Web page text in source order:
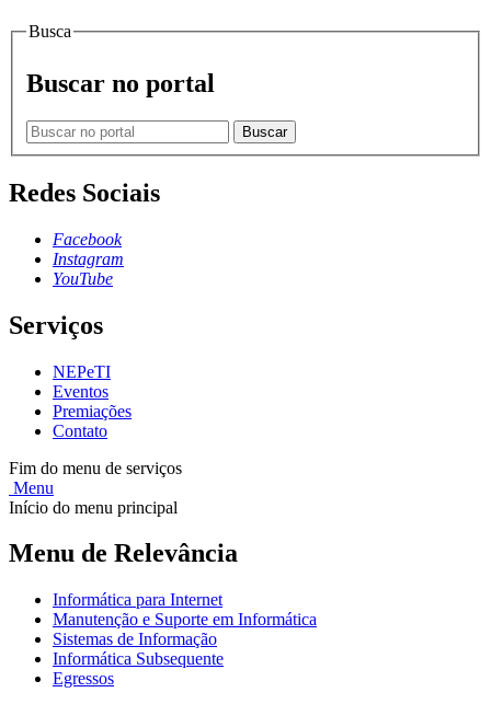
Busca
Buscar no portal
Buscar
Redes Sociais
Facebook
Instagram
YouTube
Serviços
NEPeTI
Eventos
Premiações
Contato
Fim do menu de serviços
Menu
Início do menu principal
Menu de Relevância
Informática para Internet
Manutenção e Suporte em Informática
Sistemas de Informação
Informática Subsequente
Egressos